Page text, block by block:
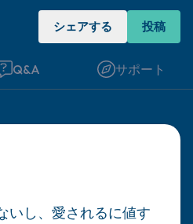
シェアする 投稿
Q&A サポート
いし、愛されるに値す
を見つけてください。
呼吸を数回します。鼻
え）、口から息を吐